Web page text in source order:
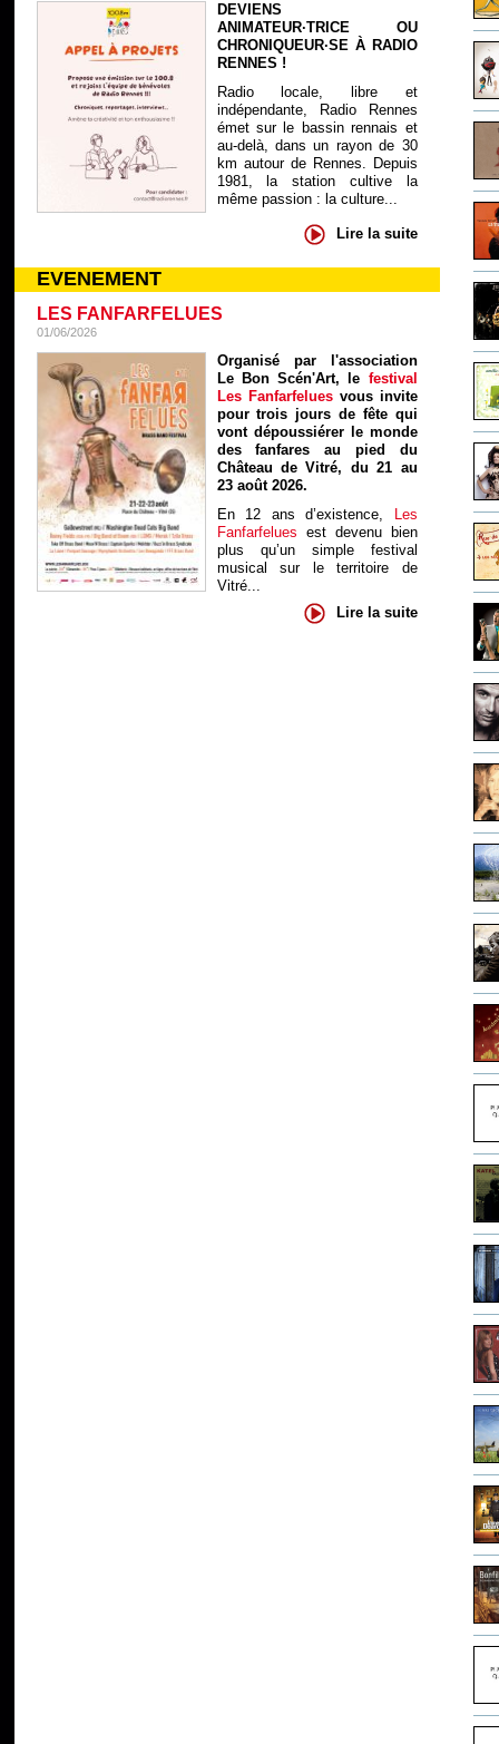
DEVIENS
ANIMATEUR·TRICE OU
CHRONIQUEUR·SE À RADIO
RENNES !
Radio locale, libre et
indépendante, Radio Rennes
émet sur le bassin rennais et
au-delà, dans un rayon de 30
km autour de Rennes. Depuis
1981, la station cultive la
même passion : la culture...
Lire la suite
EVENEMENT
LES FANFARFELUES
01/06/2026
Organisé par l'association
Le Bon Scén'Art, le festival
Les Fanfarfelues vous invite
pour trois jours de fête qui
vont dépoussiérer le monde
des fanfares au pied du
Château de Vitré, du 21 au
23 août 2026.
En 12 ans d’existence, Les
Fanfarfelues est devenu bien
plus qu’un simple festival
musical sur le territoire de
Vitré...
Lire la suite